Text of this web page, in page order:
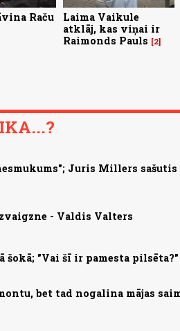
Raču
Laima Vaikule
atklāj, kas viņai ir
Raimonds Pauls
2
Juris Millers
- Valdis Valters
"Vai šī ir pamesta pilsēta?"
bet tad nogalina mājas